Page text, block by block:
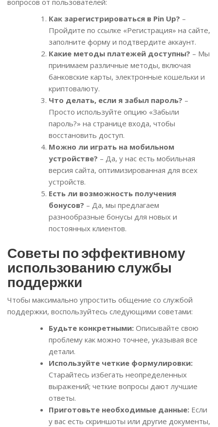
вопросов от пользователей:
Как зарегистрироваться в Pin Up? –
Пройдите по ссылке «Регистрация» на сайте,
заполните форму и подтвердите аккаунт.
Какие методы платежей доступны? – Мы
принимаем различные методы, включая
банковские карты, электронные кошельки и
криптовалюту.
Что делать, если я забыл пароль? –
Просто используйте опцию «Забыли
пароль?» на странице входа, чтобы
восстановить доступ.
Можно ли играть на мобильном
устройстве? – Да, у нас есть мобильная
версия сайта, оптимизированная для всех
устройств.
Есть ли возможность получения
бонусов? – Да, мы предлагаем
разнообразные бонусы для новых и
постоянных клиентов.
Советы по эффективному
использованию службы
поддержки
Чтобы максимально упростить общение со службой
поддержки, воспользуйтесь следующими советами:
Будьте конкретными: Описывайте свою
проблему как можно точнее, указывая все
детали.
Используйте четкие формулировки:
Старайтесь избегать неопределенных
выражений; четкие вопросы дают лучшие
ответы.
Приготовьте необходимые данные: Если
у вас есть скриншоты или другие документы,